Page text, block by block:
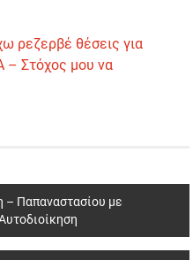
ρεζερβέ θέσεις για
– Στόχος μου να
– Παπαναστασίου με